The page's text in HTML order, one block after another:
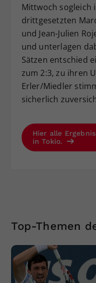
Mittwoch sogleich
drittgesetzten
und Jean-Julien
und unterlagen
Sätzen entschied
zum 2:3, zu ihren
Erler/Miedler
sicherlich
Hier alle
in Tokio.
Top-Themen